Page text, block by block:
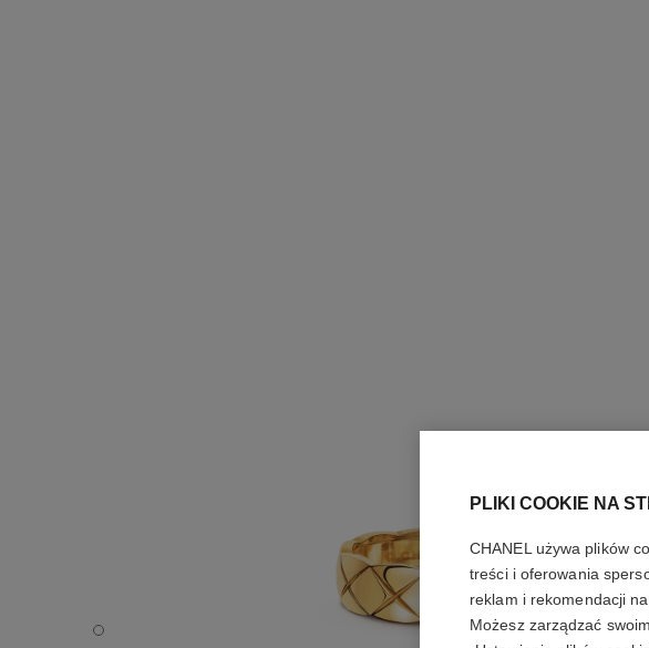
Pierścionek-obrączka Coco Crush - Widok domyślny – zobacz w
PLIKI COOKIE NA
CHANEL używa plików
treści i oferowania
reklam i rekomendacji
Możesz zarządzać